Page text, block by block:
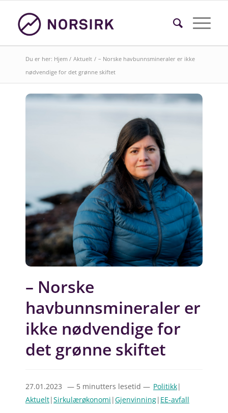
Du er her: Hjem / Aktuelt / – Norske havbunnsmineraler er ikke
nødvendige for det grønne skiftet
– Norske
havbunnsmineraler er
ikke nødvendige for
det grønne skiftet
27.01.2023 — 5 minutters lesetid — Politikk|
Aktuelt|Sirkulærøkonomi |Gjenvinning| EE-avfall